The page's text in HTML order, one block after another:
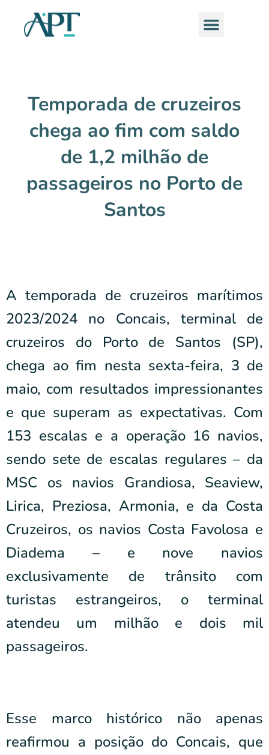
Menu
Temporada de cruzeiros
chega ao fim com saldo
de 1,2 milhão de
passageiros no Porto de
Santos
A temporada de cruzeiros marítimos
2023/2024 no Concais, terminal de
cruzeiros do Porto de Santos (SP),
chega ao fim nesta sexta-feira, 3 de
maio, com resultados impressionantes
e que superam as expectativas. Com
153 escalas e a operação 16 navios,
sendo sete de escalas regulares – da
MSC os navios Grandiosa, Seaview,
Lirica, Preziosa, Armonia, e da Costa
Cruzeiros, os navios Costa Favolosa e
Diadema – e nove navios
exclusivamente de trânsito com
turistas estrangeiros, o terminal
atendeu um milhão e dois mil
passageiros.
Esse marco histórico não apenas
reafirmou a posição do Concais, que